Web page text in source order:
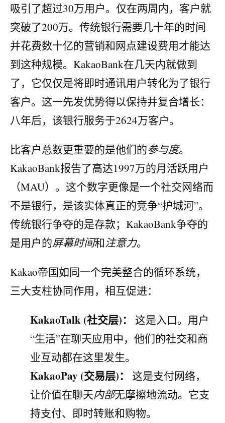
吸引了超过30万用户。仅在两周内，客户就
突破了200万。传统银行需要几十年的时间
并花费数十亿的营销和网点建设费用才能达
到这种规模。KakaoBank在几天内就做到
了，它仅仅是将即时通讯用户转化为了银行
客户。这一先发优势得以保持并复合增长：
八年后，该银行服务于2624万客户。
比客户总数更重要的是他们的参与度。
KakaoBank报告了高达1997万的月活跃用户
（MAU）。这个数字更像是一个社交网络而
不是银行，是该实体真正的竞争“护城河”。
传统银行争夺的是存款；KakaoBank争夺的
是用户的屏幕时间和注意力。
Kakao帝国如同一个完美整合的循环系统，
三大支柱协同作用，相互促进：
KakaoTalk (社交层)：
这是入口。用户
“生活”在聊天应用中，他们的社交和商
业互动都在这里发生。
KakaoPay (交易层)：
这是支付网络，
让价值在聊天内部无摩擦地流动。它支
持支付、即时转账和购物。